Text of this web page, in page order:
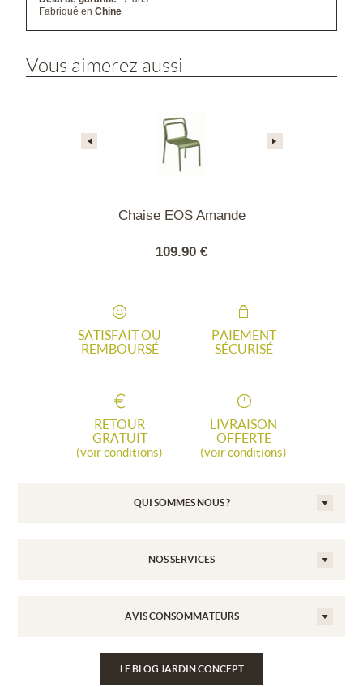
Fabriqué enChine
Vous aimerez aussi
Chaise EOS Amande
109.90 €
SATISFAIT OU
REMBOURSÉ
PAIEMENT
SÉCURISÉ
RETOUR
GRATUIT
(voir conditions)
LIVRAISON
OFFERTE
(voir conditions)
QUI SOMMES NOUS ?
NOS SERVICES
AVIS CONSOMMATEURS
LE BLOG JARDIN CONCEPT